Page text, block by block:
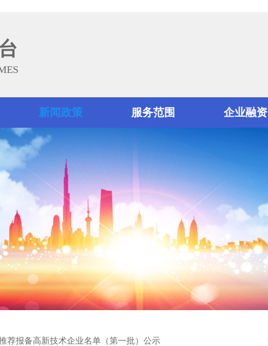
新闻政策 服务范围 企业融资
荐报备高新技术企业名单（第一批）公示